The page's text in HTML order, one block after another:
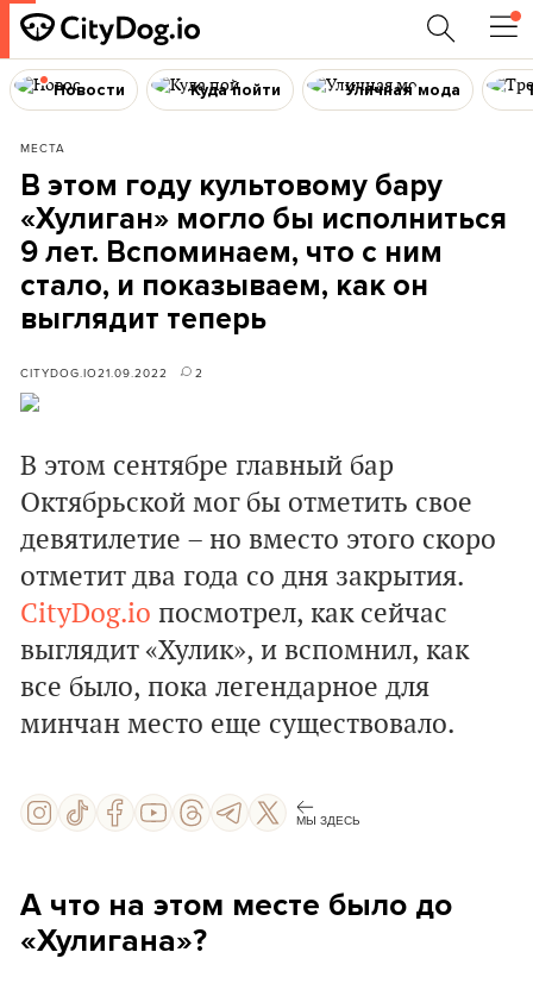
Новости Куда пойти Уличная мода
МЕСТА
В этом году культовому бару
«‎Хулиган» могло бы исполниться
9 лет. Вспоминаем, что с ним
стало, и показываем, как он
выглядит теперь
CITYDOG.IO21.09.2022 2
В этом сентябре главный бар
Октябрьской мог бы отметить свое
девятилетие – но вместо этого скоро
отметит два года со дня закрытия.
CityDog.io посмотрел, как сейчас
выглядит «Хулик», и вспомнил, как
все было, пока легендарное для
минчан место еще существовало.
МЫ ЗДЕСЬ
А что на этом месте было до
«‎Хулигана»?